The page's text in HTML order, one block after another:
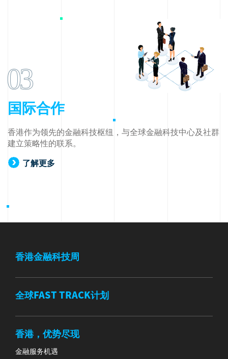
03
国际合作
香港作为领先的金融科技枢纽，与全球金融科技中心及社群
建立策略性的联系。
了解更多
香港金融科技周
全球FAST TRACK计划
香港，优势尽现
金融服务机遇